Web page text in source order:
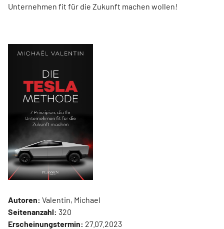
Unternehmen fit für die Zukunft machen wollen!
Autoren: Valentin, Michael
Seitenanzahl: 320
Erscheinungstermin: 27.07.2023